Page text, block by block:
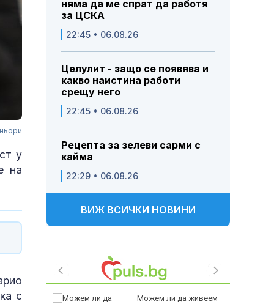
у
на
с
няма да ме спрат да работя
за ЦСКА
22:45 • 06.08.26
Целулит - защо се появява и
какво наистина работи
срещу него
22:45 • 06.08.26
Рецепта за зелеви сарми с
кайма
22:29 • 06.08.26
ВИЖ ВСИЧКИ НОВИНИ
с
Можем ли да живеем